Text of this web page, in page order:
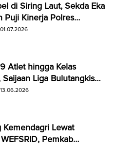
di Siring Laut, Sekda Eka
Puji Kinerja Polres
01.07.2026
Atlet hingga Kelas
Saijaan Liga Bulutangkis
Rp109,5 Juta
13.06.2026
Kemendagri Lewat
Pemkab